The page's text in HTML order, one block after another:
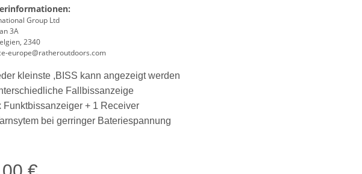
Group Ltd
3A
2340
europe@ratheroutdoors.com
kleinste ,BISS kann angezeigt werden
Fallbissanzeige
Funktbissanzeiger + 1 Receiver
bei gerringer Bateriespannung